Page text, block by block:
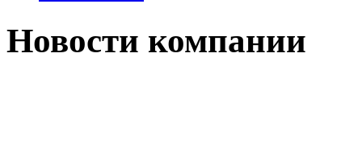
Новости компании